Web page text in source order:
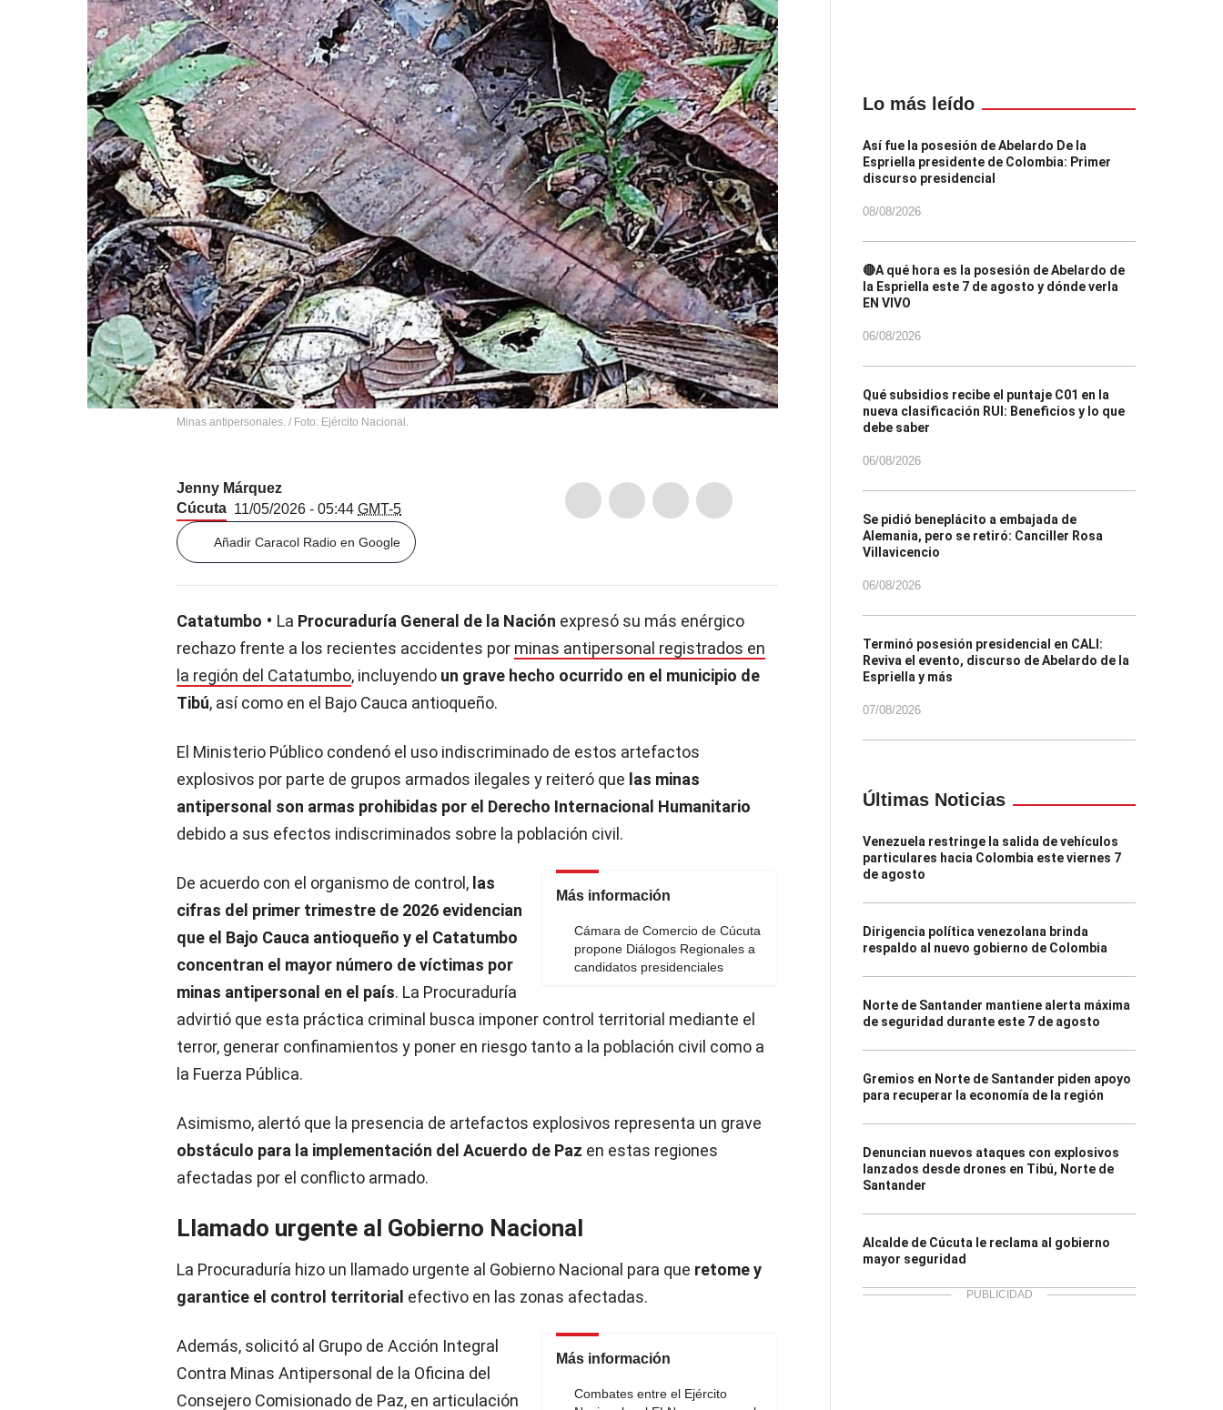
Minas antipersonales. / Foto: Ejército Nacional.
Jenny Márquez
Cúcuta 11/05/2026 - 05:44 GMT-5
Añadir Caracol Radio en Google
Catatumbo La Procuraduría General de la Nación expresó su más enérgico
rechazo frente a los recientes accidentes por minas antipersonal registrados en
la región del Catatumbo, incluyendo un grave hecho ocurrido en el municipio de
Tibú, así como en el Bajo Cauca antioqueño.
El Ministerio Público condenó el uso indiscriminado de estos artefactos
explosivos por parte de grupos armados ilegales y reiteró que las minas
antipersonal son armas prohibidas por el Derecho Internacional Humanitario
debido a sus efectos indiscriminados sobre la población civil.
Más información
Cámara de Comercio de Cúcuta
propone Diálogos Regionales a
candidatos presidenciales
De acuerdo con el organismo de control, las
cifras del primer trimestre de 2026 evidencian
que el Bajo Cauca antioqueño y el Catatumbo
concentran el mayor número de víctimas por
minas antipersonal en el país. La Procuraduría
advirtió que esta práctica criminal busca imponer control territorial mediante el
terror, generar confinamientos y poner en riesgo tanto a la población civil como a
la Fuerza Pública.
Asimismo, alertó que la presencia de artefactos explosivos representa un grave
obstáculo para la implementación del Acuerdo de Paz en estas regiones
afectadas por el conflicto armado.
Llamado urgente al Gobierno Nacional
La Procuraduría hizo un llamado urgente al Gobierno Nacional para que retome y
garantice el control territorial efectivo en las zonas afectadas.
Más información
Combates entre el Ejército
Además, solicitó al Grupo de Acción Integral
Contra Minas Antipersonal de la Oficina del
Consejero Comisionado de Paz, en articulación
Lo más leído
Así fue la posesión de Abelardo De la
Espriella presidente de Colombia: Primer
discurso presidencial
08/08/2026
🔴A qué hora es la posesión de Abelardo de
la Espriella este 7 de agosto y dónde verla
EN VIVO
06/08/2026
Qué subsidios recibe el puntaje C01 en la
nueva clasificación RUI: Beneficios y lo que
debe saber
06/08/2026
Se pidió beneplácito a embajada de
Alemania, pero se retiró: Canciller Rosa
Villavicencio
06/08/2026
Terminó posesión presidencial en CALI:
Reviva el evento, discurso de Abelardo de la
Espriella y más
07/08/2026
Últimas Noticias
Venezuela restringe la salida de vehículos
particulares hacia Colombia este viernes 7
de agosto
Dirigencia política venezolana brinda
respaldo al nuevo gobierno de Colombia
Norte de Santander mantiene alerta máxima
de seguridad durante este 7 de agosto
Gremios en Norte de Santander piden apoyo
para recuperar la economía de la región
Denuncian nuevos ataques con explosivos
lanzados desde drones en Tibú, Norte de
Santander
Alcalde de Cúcuta le reclama al gobierno
mayor seguridad